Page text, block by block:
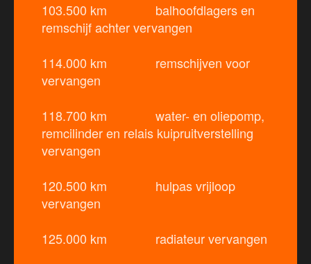
103.500 km balhoofdlagers en
remschijf achter vervangen
114.000 km remschijven voor
vervangen
118.700 km water- en oliepomp,
remcilinder en relais kuipruitverstelling
vervangen
120.500 km hulpas vrijloop
vervangen
125.000 km radiateur vervangen